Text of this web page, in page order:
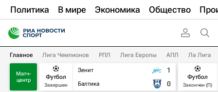
Политика В мире Экономика Общество
Главное Лига Чемпионов РПЛ Лига Европы АПЛ Ла Лига
Матч-
центр
Футбол
Завершен
Зенит
Балтика
1
0
Футбол
Закончен (П)